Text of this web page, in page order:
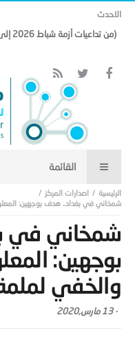
الاحدث
(من
اصدارات المركز
شمخاني في بغداد.. هدف بوجهين:
شمخاني في
بوجهين:
والخفي لملمة
-13 مارس,2020